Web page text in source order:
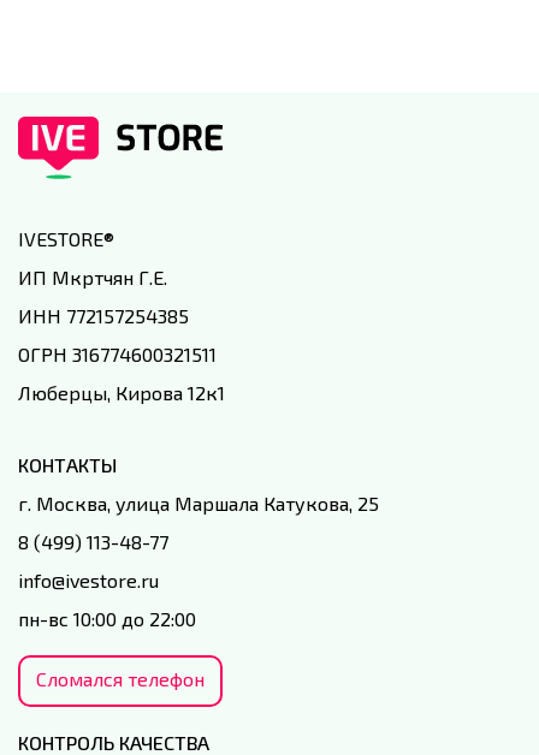
IVESTORE®
ИП Мкртчян Г.Е.
ИНН 772157254385
ОГРН 316774600321511
Люберцы, Кирова 12к1
КОНТАКТЫ
г. Москва, улица Маршала Катукова, 25
8 (499) 113-48-77
info@ivestore.ru
пн-вс 10:00 до 22:00
Сломался телефон
КОНТРОЛЬ КАЧЕСТВА